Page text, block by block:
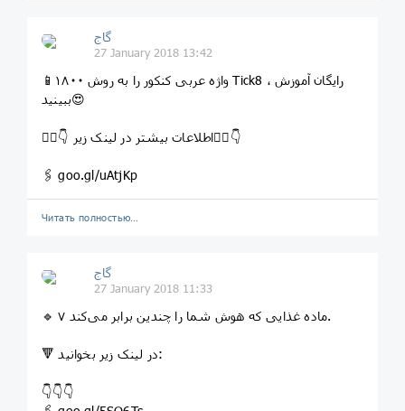
گاج
27 January 2018 13:42
📱۱۸۰۰ واژه عربی کنکور را به روش Tick8 ، رایگان آموزش
ببینید😍
👇🏻👇 اطلاعات بیشتر در لینک زیر👇🏻👇
🖇 goo.gl/uAtjKp
Читать полностью…
گاج
27 January 2018 11:33
🔹 ۷ ماده غذایی که هوش شما را چندین برابر می‌کند.
🔻 در لینک زیر بخوانید:
👇👇👇